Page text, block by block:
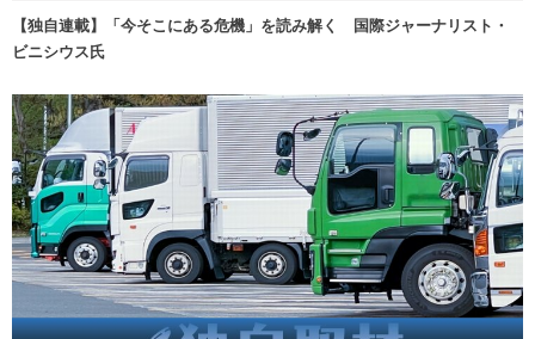
【独自連載】「今そこにある危機」を読み解く 国際ジャーナリスト・
ビニシウス氏